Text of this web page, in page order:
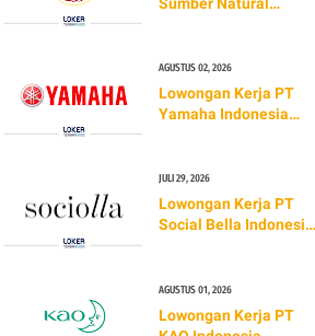
AGUSTUS 02, 2026
Lowongan Kerja PT
Yamaha Indonesia
JULI 29, 2026
Lowongan Kerja PT
Social Bella Indonesia
AGUSTUS 01, 2026
Lowongan Kerja PT